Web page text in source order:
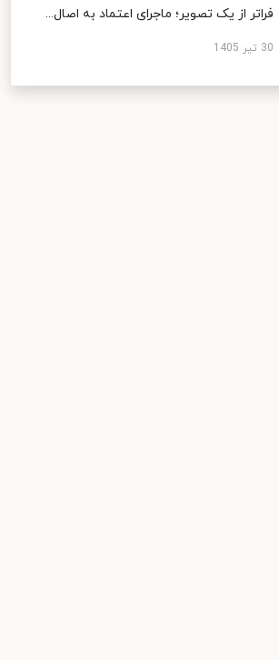
فراتر از یک تصویر؛ ماجرای اعتماد به اصال...
30 تیر 1405